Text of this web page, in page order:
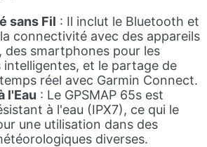
sans Fil : Il inclut le Bluetooth et
connectivité avec des appareils
des smartphones pour les
et le partage de
réel avec Garmin Connect.
l'Eau : Le GPSMAP 65s est
à l'eau (IPX7), ce qui le
une utilisation dans des
diverses.